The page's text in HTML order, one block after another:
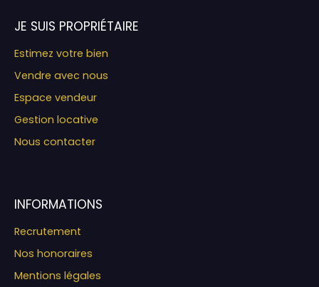
JE SUIS PROPRIÉTAIRE
Estimez votre bien
Vendre avec nous
Espace vendeur
Gestion locative
Nous contacter
INFORMATIONS
Recrutement
Nos honoraires
Mentions légales